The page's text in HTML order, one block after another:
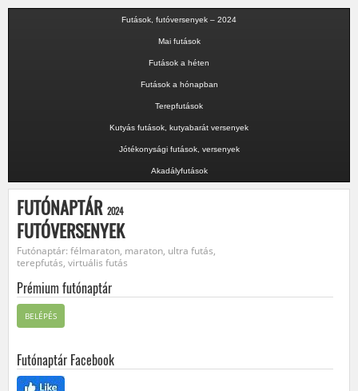
Futások, futóversenyek – 2024
Mai futások
Futások a héten
Futások a hónapban
Terepfutások
Kutyás futások, kutyabarát versenyek
Jótékonysági futások, versenyek
Akadályfutások
FUTÓNAPTÁR 2024
FUTÓVERSENYEK
Futónaptár: félmaraton, maraton, ultra futás,
terepfutás, virtuális futás
Prémium futónaptár
BELÉPÉS
Futónaptár Facebook